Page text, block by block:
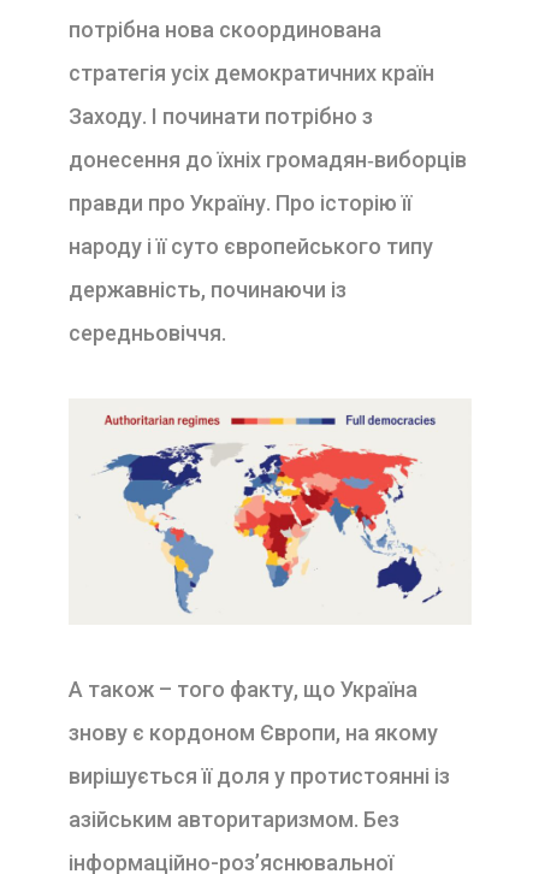
потрібна нова скоординована
стратегія усіх демократичних країн
Заходу. І починати потрібно з
донесення до їхніх громадян‑виборців
правди про Україну. Про історію її
народу і її суто європейського типу
державність, починаючи із
середньовіччя.
А також – того факту, що Україна
знову є кордоном Європи, на якому
вирішується її доля у протистоянні із
азійським авторитаризмом. Без
інформаційно-роз’яснювальної